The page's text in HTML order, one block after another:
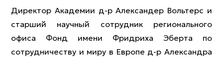
Директор Академии д-р Александер Вольтерс и
старший научный сотрудник регионального
офиса Фонд имени Фридриха Эберта по
сотрудничеству и миру в Европе д-р Александра